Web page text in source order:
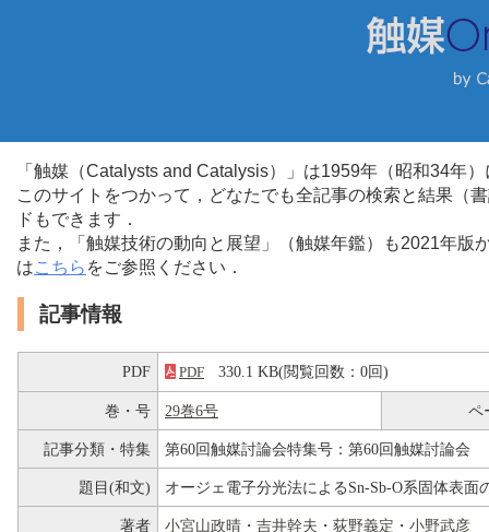
「触媒（Catalysts and Catalysis）」は1959年（昭和34年
このサイトをつかって，どなたでも全記事の検索と結果（
ドもできます．
また，「触媒技術の動向と展望」（触媒年鑑）も2021年
はこちら をご参照ください．
記事情報
PDF PDF 330.1 KB(閲覧回数：0回)
巻・号 29巻6号 ペ
記事分類・特集 第60回触媒討論会特集号：第60回触媒討論会
題目(和文) オージェ電子分光法によるSn-Sb-O系固体表面
著者 小宮山政晴 ・ 吉井幹夫 ・ 荻野義定 ・ 小野武彦